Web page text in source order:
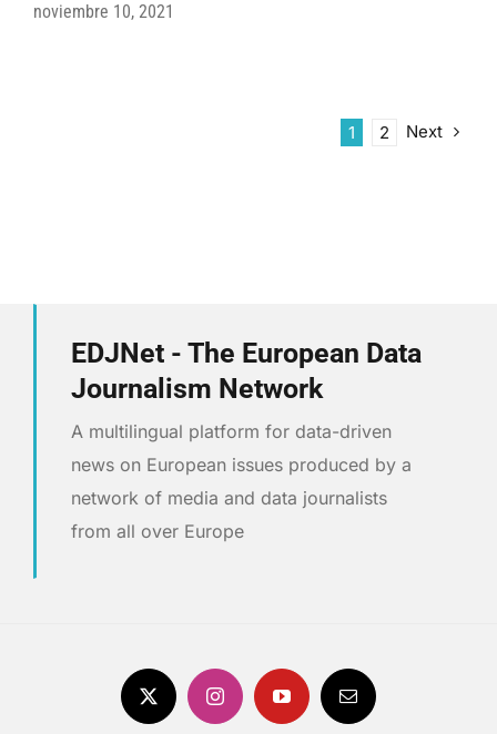
noviembre 10, 2021
1 2 Next
EDJNet - The European Data
Journalism Network
A multilingual platform for data-driven
news on European issues produced by a
network of media and data journalists
from all over Europe